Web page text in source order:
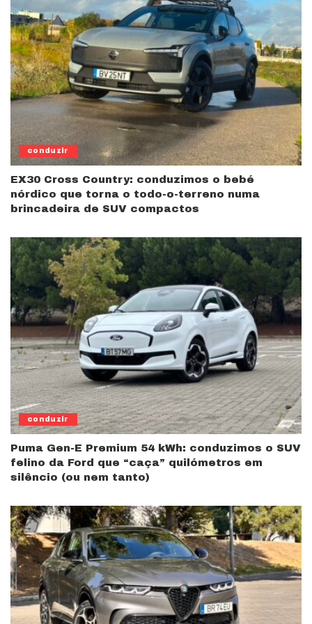
conduzir
EX30 Cross Country: conduzimos o bebé
nórdico que torna o todo-o-terreno numa
brincadeira de SUV compactos
conduzir
Puma Gen-E Premium 54 kWh: conduzimos o SUV
felino da Ford que “caça” quilómetros em
silêncio (ou nem tanto)